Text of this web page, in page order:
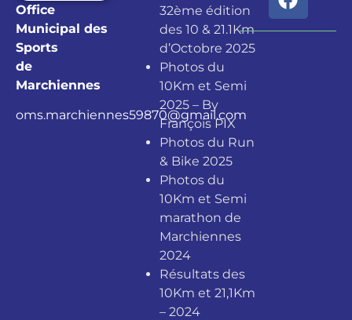
Office
Municipal des
Sports
de
Marchiennes
oms.marchiennes59870@gmail.com
32ème édition
des 10 & 21.1Km
d’Octobre 2025
Photos du
10Km et Semi
2025 – By
François PIX
Photos du Run
& Bike 2025
Photos du
10Km et Semi
marathon de
Marchiennes
2024
Résultats des
10Km et 21,1Km
– 2024